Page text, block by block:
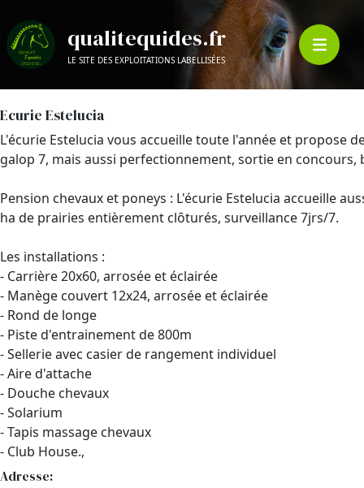
qualitequides.fr
LE SITE DES EXPLOITATIONS LABELLISÉES
Ecurie Estelucia
L'écurie Estelucia vous accueille toute l'année et propose
galop 7, mais aussi perfectionnement, sortie en
Pension chevaux et poneys : L'écurie Estelucia accueille
ha de prairies entièrement clôturés, surveillance 7jrs/7.
Les installations :
- Carrière 20x60, arrosée et éclairée
- Manège couvert 12x24, arrosée et éclairée
- Rond de longe
- Piste d'entrainement de 800m
- Sellerie avec casier de rangement individuel
- Aire d'attache
- Douche chevaux
- Solarium
- Tapis massage chevaux
- Club House.,
Adresse: